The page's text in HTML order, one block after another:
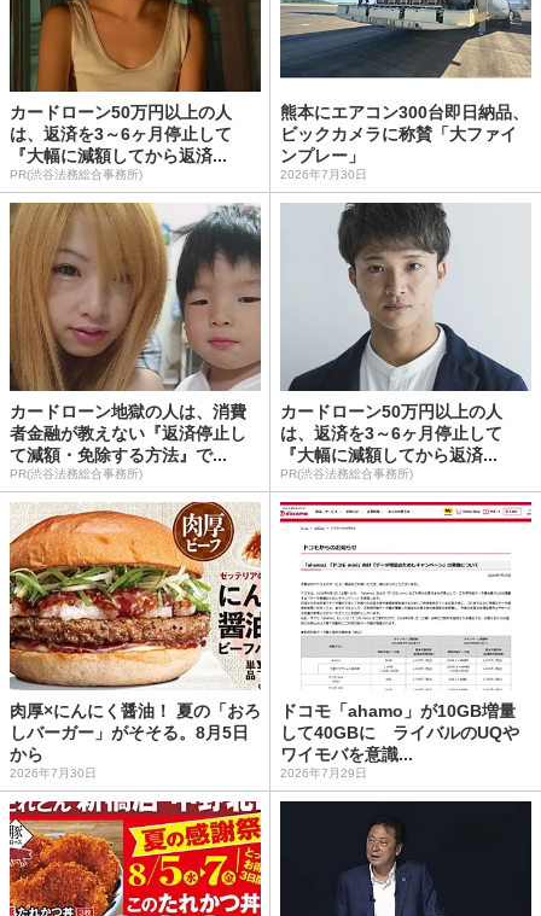
カードローン50万円以上の人
は、返済を3～6ヶ月停止して
『大幅に減額してから返済...
PR(渋谷法務総合事務所)
熊本にエアコン300台即日納品、
ビックカメラに称賛「大ファイ
ンプレー」
2026年7月30日
カードローン地獄の人は、消費
者金融が教えない『返済停止し
て減額・免除する方法』で...
PR(渋谷法務総合事務所)
カードローン50万円以上の人
は、返済を3～6ヶ月停止して
『大幅に減額してから返済...
PR(渋谷法務総合事務所)
肉厚×にんにく醤油！ 夏の「おろ
しバーガー」がそそる。8月5日
から
2026年7月30日
ドコモ「ahamo」が10GB増量
して40GBに ライバルのUQや
ワイモバを意識...
2026年7月29日